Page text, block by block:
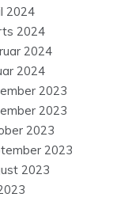
2024
2024
2024
2024
2023
2023
2023
2023
2023